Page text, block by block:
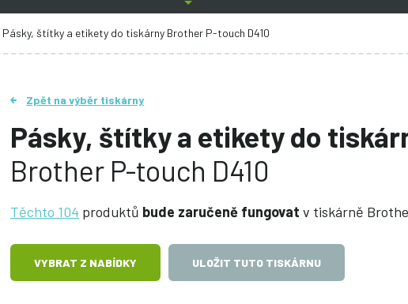
Pásky, štítky a etikety do tiskárny Brother P-touch D410
Zpět na výběr tiskárny
Pásky, štítky a etikety do
Brother P-touch D410
Těchto 104produktů bude zaručeně fungovat v tiskárně
VYBRAT Z NABÍDKY ULOŽIT TUTO TISKÁRNU